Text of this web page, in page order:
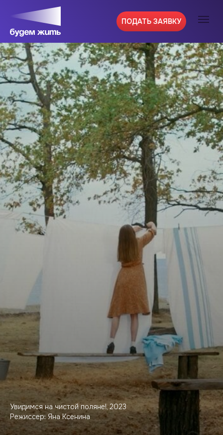
ПОДАТЬ ЗАЯВКУ
Увидимся на чистой поляне!, 2023
Режиссер: Яна Ксенина